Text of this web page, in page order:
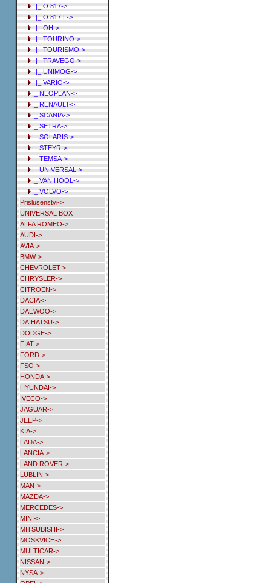
|_ O 817->
|_ O 817 L->
|_ OH->
|_ TOURINO->
|_ TOURISMO->
|_ TRAVEGO->
|_ UNIMOG->
|_ VARIO->
|_ NEOPLAN->
|_ RENAULT->
|_ SCANIA->
|_ SETRA->
|_ SOLARIS->
|_ STEYR->
|_ TEMSA->
|_ UNIVERSAL->
|_ VAN HOOL->
|_ VOLVO->
Prislusenstvi->
UNIVERSAL BOX
ALFA ROMEO->
AUDI->
AVIA->
BMW->
CHEVROLET->
CHRYSLER->
CITROEN->
DACIA->
DAEWOO->
DAIHATSU->
DODGE->
FIAT->
FORD->
FSO->
HONDA->
HYUNDAI->
IVECO->
JAGUAR->
JEEP->
KIA->
LADA->
LANCIA->
LAND ROVER->
LUBLIN->
MAN->
MAZDA->
MERCEDES->
MINI->
MITSUBISHI->
MOSKVICH->
MULTICAR->
NISSAN->
NYSA->